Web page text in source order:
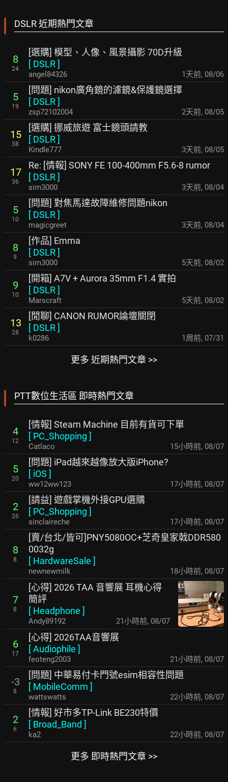
DSLR 近期熱門文章
8
24
[選購] 模型、人像、風景攝影 70D升級
[ DSLR]
angel84326 1天前, 08/06
5
19
[問題] nikon廣角鏡的濾鏡&保護鏡選擇
[ DSLR]
zsp72102004 2天前, 08/05
15
38
[選購] 挪威旅遊 富士鏡頭請教
[ DSLR]
Kindle777 3天前, 08/05
17
36
Re: [情報] SONY FE 100-400mm F5.6-8 rumor
[ DSLR]
sim3000 3天前, 08/04
5
10
[問題] 對焦馬達故障維修問題nikon
[ DSLR]
magicgreet 3天前, 08/04
8
9
[作品] Emma
[ DSLR]
sim3000 5天前, 08/02
9
10
[開箱] A7V + Aurora 35mm F1.4 實拍
[ DSLR]
Marscraft 5天前, 08/02
13
28
[閒聊] CANON RUMOR論壇關閉
[ DSLR]
k0286 1周前, 07/31
更多 近期熱門文章 >>
PTT數位生活區 即時熱門文章
4
12
[情報] Steam Machine 目前有貨可下單
[ PC_Shopping ]
Catlaco 15小時前, 08/07
5
20
[問題] iPad越來越像放大版iPhone?
[ iOS ]
ww12ww123 17小時前, 08/07
2
26
[請益] 遊戲掌機外接GPU選購
[ PC_Shopping ]
sinclaireche 17小時前, 08/07
8
8
[賣/台北/皆可]PNY5080OC+芝奇皇家戟DDR580
0032g
[ HardwareSale ]
newnewmilk 18小時前, 08/07
7
8
[心得] 2026 TAA 音響展 耳機心得
簡評
[ Headphone ]
Andy89192 21小時前, 08/07
6
17
[心得] 2026TAA音響展
[Audiophile ]
feoteng2003 21小時前, 08/07
-3
8
[問題] 中華易付卡門號esim相容性問題
[ MobileComm ]
wattswatts 22小時前, 08/07
2
6
[情報] 好市多TP-Link BE230特價
[ Broad_Band ]
ka2 22小時前, 08/07
更多 即時熱門文章 >>